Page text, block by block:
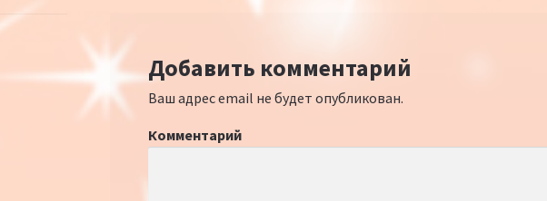
Добавить комментарий
Ваш адрес email не будет опубликован.
Комментарий